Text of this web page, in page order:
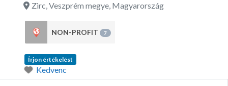
Zirc,Veszprém megye, Magyarország
NON-PROFIT 7
Írjon értékelést
Kedvenc